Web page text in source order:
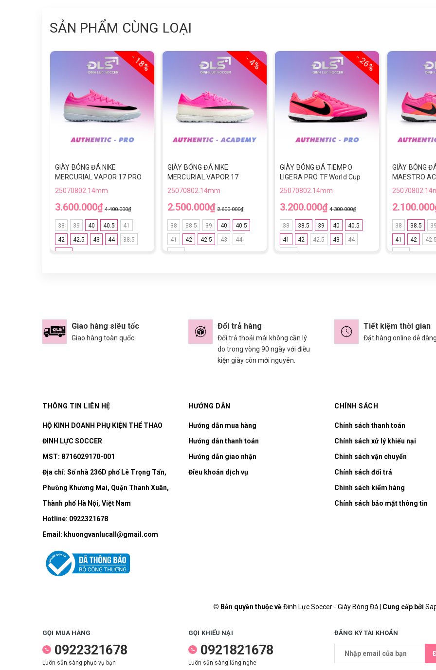
SẢN PHẨM CÙNG LOẠI
- 18%
GIÀY BÓNG ĐÁ NIKE
MERCURIAL VAPOR 17 PRO
TF World Cup 2026 - IU2727-
25070802.14mm
3.600.000₫ 4.400.000₫
38 39 40 40.5 41
42 42.5 43 44 38.5
- 4%
GIÀY BÓNG ĐÁ NIKE
MERCURIAL VAPOR 17
ACADEMY TF World Cup 2026
25070802.14mm
2.500.000₫ 2.600.000₫
38 38.5 39 40 40.5
41 42 42.5 43 44
- 26%
GIÀY BÓNG ĐÁ TIEMPO
LIGERA PRO TF World Cup
2026 - IQ2384-901 - HỒNG
25070802.14mm
3.200.000₫ 4.300.000₫
38 38.5 39 40 40.5
41 42 42.5 43 44
GIÀY BÓNG
MAESTRO
World Cup
38 38.5
41 42
Giao hàng siêu tốc
Giao hàng toàn quốc
Đổi trả hàng
Đổi trả thoải mái không cần lý
do trong vòng 90 ngày với điều
kiện giày còn mới nguyên.
Tiết kiệm thời gian
Đặt hàng online dễ
THÔNG TIN LIÊN HỆ
HỘ KINH DOANH PHỤ KIỆN THỂ THAO
ĐINH LỰC SOCCER
MST: 8716029170-001
Địa chỉ: Số nhà 236D phố Lê Trọng Tấn,
Phường Khương Mai, Quận Thanh Xuân,
Thành phố Hà Nội, Việt Nam
Hotline: 0922321678
Email: khuongvanlucall@gmail.com
HƯỚNG DẪN
Hướng dẫn mua hàng
Hướng dẫn thanh toán
Hướng dẫn giao nhận
Điều khoản dịch vụ
CHÍNH SÁCH
Chính sách thanh toán
Chính sách xử lý khiếu nại
Chính sách vận chuyển
Chính sách đổi trả
Chính sách kiểm hàng
Chính sách bảo mật thông tin
© Bản quyền thuộc vềĐinh Lực Soccer - Giày Bóng Đá Cung cấp bởi
GỌI MUA HÀNG
0922321678
Luôn sẵn sàng phục vụ bạn
GỌI KHIẾU NẠI
0921821678
Luôn sẵn sàng lắng nghe
ĐĂNG KÝ TÀI KHOẢN